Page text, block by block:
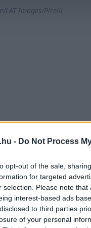
- Do Not Process
opt-out of the sale,
for targeted
selection. Please note
interest-based ads
to third parties
of your personal
LAT Images/Pirelli
évet, hogy
hogy a teljes
kívánt
könnyebbé
könnyebbé